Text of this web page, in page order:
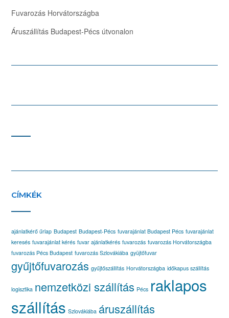
Fuvarozás Horvátországba
Áruszállítás Budapest-Pécs útvonalon
CÍMKÉK
ajánlatkérő űrlap Budapest Budapest-Pécs fuvarajánlat Budapest Pécs fuvarajánlat
keresés fuvarajánlat kérés fuvar ajánlatkérés fuvarozás fuvarozás Horvátországba
fuvarozás Pécs Budapest fuvarozás Szlovákiába gyüjtőfuvar
gyűjtőfuvarozás gyűjtőszállítás Horvátországba időkapus szállítás
logisztika nemzetközi szállítás Pécs raklapos
szállítás Szlovákiába áruszállítás